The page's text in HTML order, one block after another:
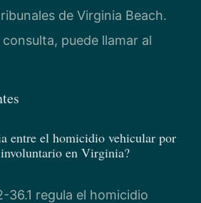
de Virginia Beach.
puede llamar al
entre el homicidio vehicular por
en Virginia?
36.1 regula el homicidio